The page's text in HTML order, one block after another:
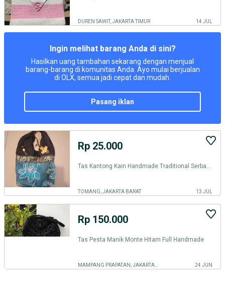
DUREN SAWIT, JAKARTA TIMUR 14 JUL
Ingin melihat barang Anda di sini?
Hasilkan uang tambahan sekarang dengan menjual
barang-barang di komunitas Anda. Ayo mulai berjualan
di OLX, semua jadi cepat dan mudah.
pasang iklan
Rp 25.000
TOMANG, JAKARTA BARAT 13 JUL
Rp 150.000
Tas Pesta Manik Monte Hitam Full Handmade
24 JUN